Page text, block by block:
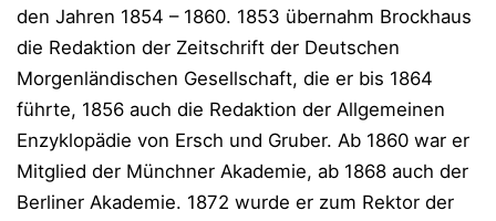
den Jahren 1854 – 1860. 1853 übernahm Brockhaus
die Redaktion der Zeitschrift der Deutschen
Morgenländischen Gesellschaft, die er bis 1864
führte, 1856 auch die Redaktion der Allgemeinen
Enzyklopädie von Ersch und Gruber. Ab 1860 war er
Mitglied der Münchner Akademie, ab 1868 auch der
Berliner Akademie. 1872 wurde er zum Rektor der